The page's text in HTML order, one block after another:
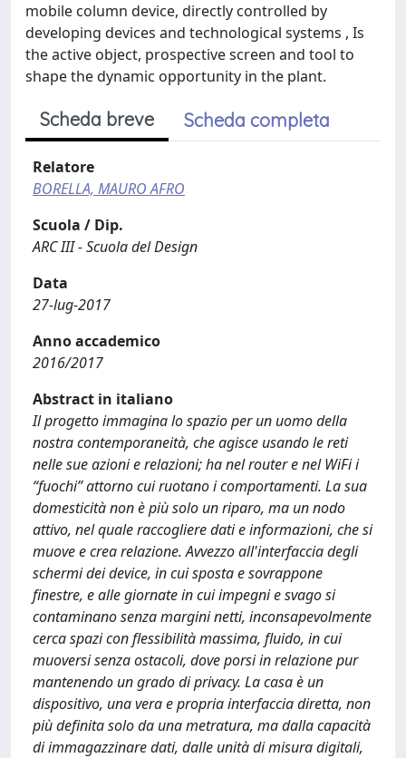
mobile column device, directly controlled by
developing devices and technological systems , Is
the active object, prospective screen and tool to
shape the dynamic opportunity in the plant.
Scheda breve Scheda completa
Relatore
BORELLA, MAURO AFRO
Scuola / Dip.
ARC III - Scuola del Design
Data
27-lug-2017
Anno accademico
2016/2017
Abstract in italiano
Il progetto immagina lo spazio per un uomo della
nostra contemporaneità, che agisce usando le reti
nelle sue azioni e relazioni; ha nel router e nel WiFi i
“fuochi” attorno cui ruotano i comportamenti. La sua
domesticità non è più solo un riparo, ma un nodo
attivo, nel quale raccogliere dati e informazioni, che si
muove e crea relazione. Avvezzo all'interfaccia degli
schermi dei device, in cui sposta e sovrappone
finestre, e alle giornate in cui impegni e svago si
contaminano senza margini netti, inconsapevolmente
cerca spazi con flessibilità massima, fluido, in cui
muoversi senza ostacoli, dove porsi in relazione pur
mantenendo un grado di privacy. La casa è un
dispositivo, una vera e propria interfaccia diretta, non
più definita solo da una metratura, ma dalla capacità
di immagazzinare dati, dalle unità di misura digitali,